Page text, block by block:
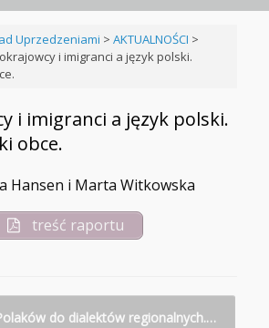
Uprzedzeniami > AKTUALNOŚCI >
i imigranci a język polski.
i imigranci a język polski.
obce.
Hansen i Marta Witkowska
treść raportu
do dialektów regionalnych.…